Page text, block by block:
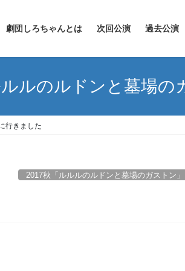
劇団しろちゃんとは 次回公演 過去公演
ルのルドンと墓場の
行きました
2017秋「ルルルのルドンと墓場のガストン」